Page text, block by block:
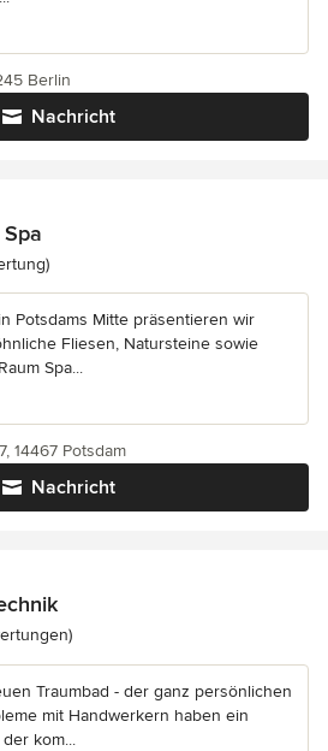
Nachricht
Berlin
5 von 5 Sternen
Potsdams Mitte präsentieren wir
Fliesen, Natursteine sowie
Spa...
Nachricht
14467 Potsdam
5 von 5 Sternen
Traumbad - der ganz persönlichen
mit Handwerkern haben ein
kom...